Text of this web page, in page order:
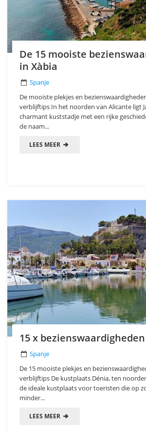
De 15 mooiste
in Xàbia
Spanje
De mooiste plekjes en
verblijftips In het noorden van Alicante ligt
charmant kuststadje met een rijke
de naam...
LEES MEER
15 x
Spanje
De 15 mooiste plekjes en
verblijftips De kustplaats Dénia, ten
de ideale kustplaats voor toeristen die op
minder...
LEES MEER